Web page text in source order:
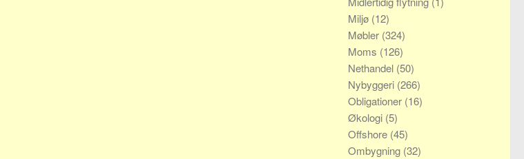
Miljø (12)
Møbler (324)
Moms (126)
Nethandel (50)
Nybyggeri (266)
Obligationer (16)
Økologi (5)
Offshore (45)
Ombygning (32)